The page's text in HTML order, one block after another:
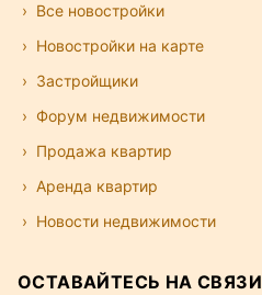
Все новостройки
Новостройки на карте
Застройщики
Форум недвижимости
Продажа квартир
Аренда квартир
Новости недвижимости
ОСТАВАЙТЕСЬ НА СВЯЗИ